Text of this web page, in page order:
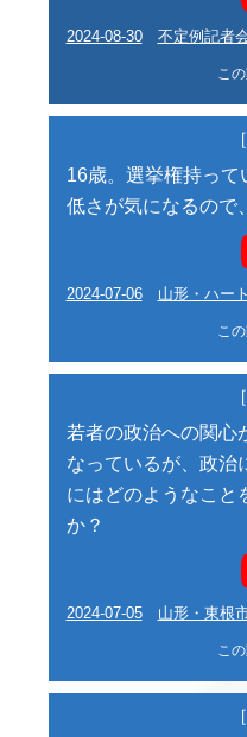
2024-08-30 不定例記者
こ
16歳。選挙権持っ
低さが気になるので
2024-07-06 山形・ハー
こ
若者の政治への関心
なっているが、政治
にはどのようなこと
か？
2024-07-05 山形・東根
こ